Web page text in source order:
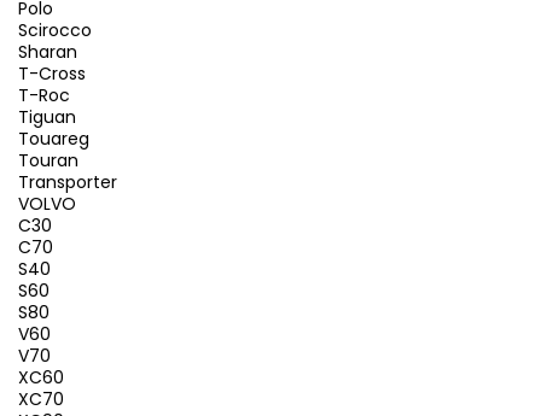
Polo
Scirocco
Sharan
T-Cross
T-Roc
Tiguan
Touareg
Touran
Transporter
VOLVO
C30
C70
S40
S60
S80
V60
V70
XC60
XC70